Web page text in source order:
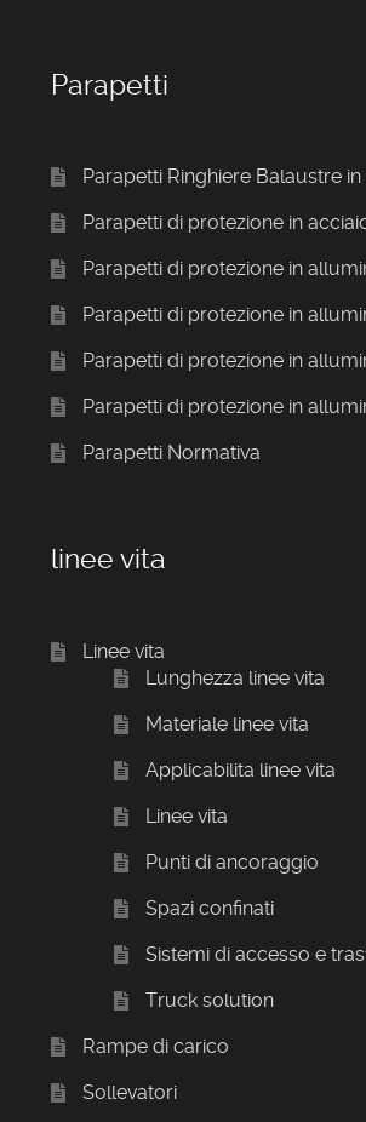
Parapetti
Parapetti Ringhiere Balaustre
Parapetti di protezione in
Parapetti di protezione in
Parapetti di protezione in
Parapetti di protezione in
Parapetti di protezione in
Parapetti Normativa
linee vita
Linee vita
Lunghezza linee vita
Materiale linee vita
Applicabilita linee vita
Linee vita
Punti di ancoraggio
Spazi confinati
Sistemi di accesso e
Truck solution
Rampe di carico
Sollevatori